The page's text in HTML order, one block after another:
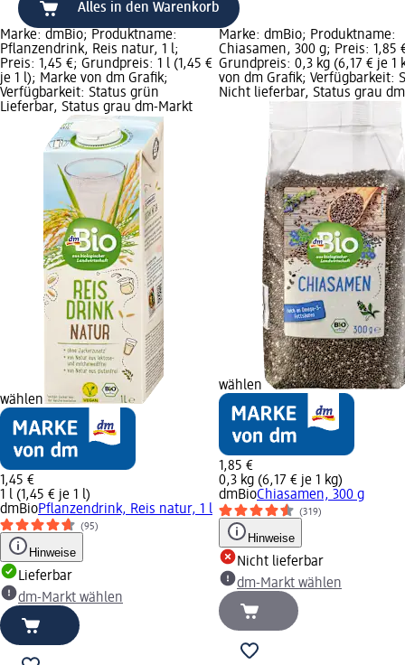
Alles in den Warenkorb
Marke: dmBio; Produktname:
Pflanzendrink, Reis natur, 1 l;
Preis: 1,45 €; Grundpreis: 1 l (1,45 €
je 1 l); Marke von dm Grafik;
Verfügbarkeit: Status grün
Lieferbar, Status grau dm-Markt
wählen
1,45 €
1 l (1,45 € je 1 l)
dmBioPflanzendrink, Reis natur, 1 l
(95)
Hinweise
Lieferbar
dm-Markt wählen
Marke: dmBio; Produktname:
Chiasamen, 300 g; Preis: 1,85
Grundpreis: 0,3 kg (6,17 € je 1
von dm Grafik; Verfügbarkeit:
Nicht lieferbar, Status grau
wählen
1,85 €
0,3 kg (6,17 € je 1 kg)
dmBioChiasamen, 300 g
(319)
Hinweise
Nicht lieferbar
dm-Markt wählen